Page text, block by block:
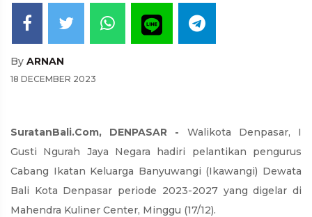
By ARNAN
18 DECEMBER 2023
SuratanBali.Com, DENPASAR - Walikota Denpasar, I
Gusti Ngurah Jaya Negara hadiri pelantikan pengurus
Cabang Ikatan Keluarga Banyuwangi (Ikawangi) Dewata
Bali Kota Denpasar periode 2023-2027 yang digelar di
Mahendra Kuliner Center, Minggu (17/12).